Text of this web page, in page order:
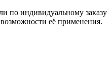
по индивидуальному заказу
её применения.